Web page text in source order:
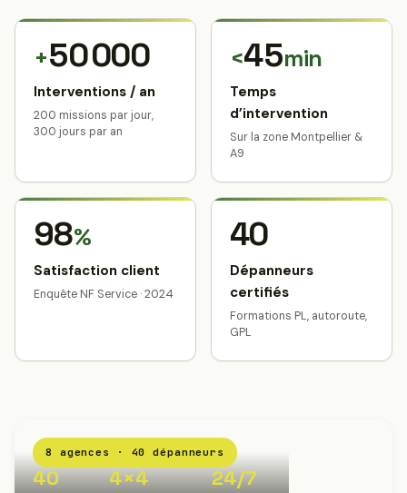
+50 000
Interventions / an
200 missions par jour,
300 jours par an
<45min
Temps
d’intervention
Sur la zone Montpellier &
A9
98%
Satisfaction client
Enquête NF Service · 2024
40
Dépanneurs
certifiés
Formations PL, autoroute,
GPL
8 agences · 40 dépanneurs
40 4×4 24/7